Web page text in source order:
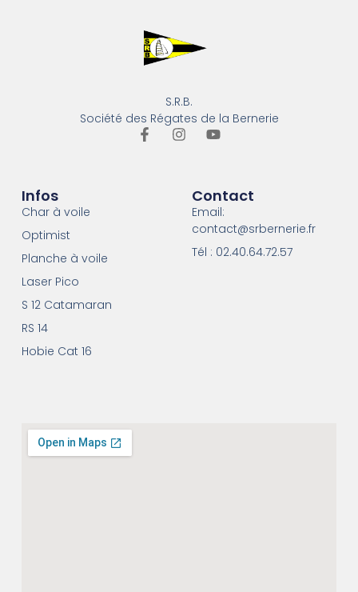
S.R.B.
Société des Régates de la Bernerie
Infos
Char à voile
Optimist
Planche à voile
Laser Pico
S 12 Catamaran
RS 14
Hobie Cat 16
Contact
Email:
contact@srbernerie.fr
Tél : 02.40.64.72.57